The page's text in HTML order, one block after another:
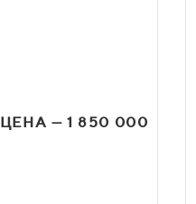
ЦЕНА — 1 850 000